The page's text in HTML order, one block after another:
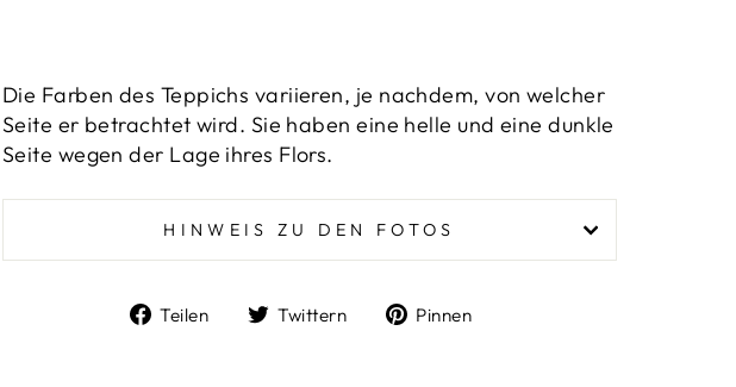
Die Farben des Teppichs variieren, je nachdem, von welcher
Seite er betrachtet wird. Sie haben eine helle und eine dunkle
Seite wegen der Lage ihres Flors.
HINWEIS ZU DEN FOTOS
Teilen
Auf
Twittern
Auf
Pinnen